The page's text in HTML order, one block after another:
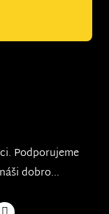
Podporujeme
dobro...